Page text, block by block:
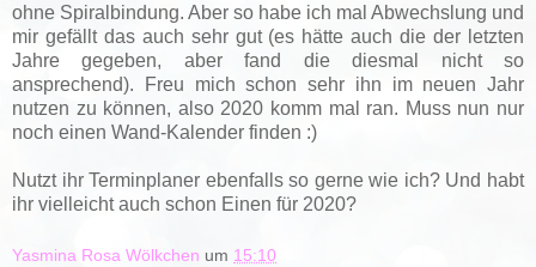
ohne Spiralbindung. Aber so habe ich mal Abwechslung und
mir gefällt das auch sehr gut (es hätte auch die der letzten
Jahre gegeben, aber fand die diesmal nicht so
ansprechend). Freu mich schon sehr ihn im neuen Jahr
nutzen zu können, also 2020 komm mal ran. Muss nun nur
noch einen Wand-Kalender finden :)
Nutzt ihr Terminplaner ebenfalls so gerne wie ich? Und habt
ihr vielleicht auch schon Einen für 2020?
Yasmina Rosa Wölkchen um 15:10